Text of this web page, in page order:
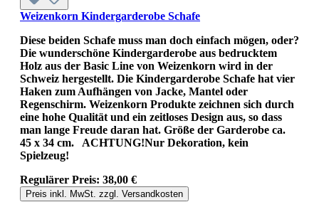
Weizenkorn Kindergarderobe Schafe
Diese beiden Schafe muss man doch einfach mögen, oder?
Die wunderschöne Kindergarderobe aus bedrucktem
Holz aus der Basic Line von Weizenkorn wird in der
Schweiz hergestellt. Die Kindergarderobe Schafe hat vier
Haken zum Aufhängen von Jacke, Mantel oder
Regenschirm. Weizenkorn Produkte zeichnen sich durch
eine hohe Qualität und ein zeitloses Design aus, so dass
man lange Freude daran hat. Größe der Garderobe ca.
45 x 34 cm. ACHTUNG!Nur Dekoration, kein
Spielzeug!
Regulärer Preis: 38,00 €
Preis inkl. MwSt. zzgl. Versandkosten